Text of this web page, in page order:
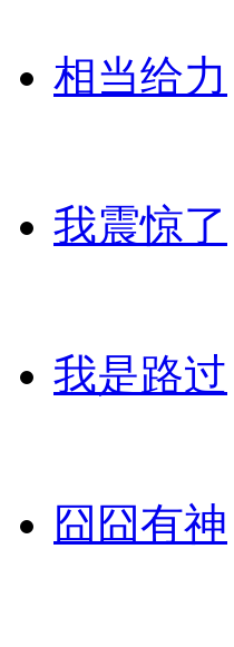
相当给力
我震惊了
我是路过
囧囧有神